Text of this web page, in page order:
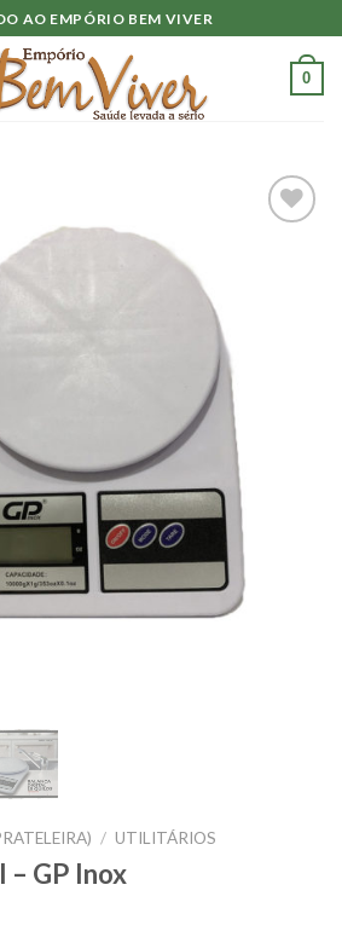
AO EMPÓRIO BEM VIVER
0
/ UTILITÁRIOS
GP Inox